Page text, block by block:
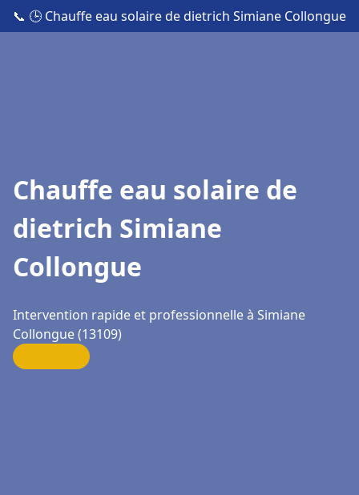
📞 🕒 Chauffe eau solaire de dietrich Simiane Collongue
Chauffe eau solaire de
dietrich Simiane
Collongue
Intervention rapide et professionnelle à Simiane
Collongue (13109)